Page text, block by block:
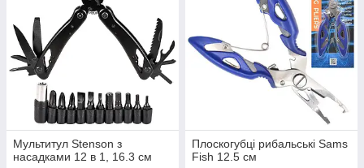
Мультитул Stenson з
насадками 12 в 1, 16.3 см
Плоскогубці рибальські Sams
Fish 12.5 см